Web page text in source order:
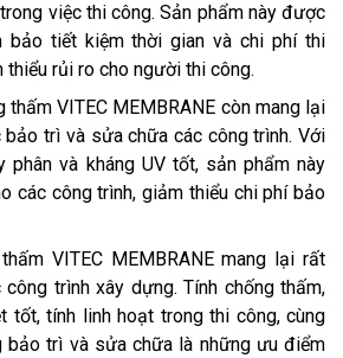
việc thi công. Sản phẩm này được
bảo tiết kiệm thời gian và chi phí thi
rủi ro cho người thi công.
thấm VITEC MEMBRANE còn mang lại
trì và sửa chữa các công trình. Với
phân và kháng UV tốt, sản phẩm này
các công trình, giảm thiểu chi phí bảo
VITEC MEMBRANE mang lại rất
trình xây dựng. Tính chống thấm,
tốt, tính linh hoạt trong thi công, cùng
bảo trì và sửa chữa là những ưu điểm